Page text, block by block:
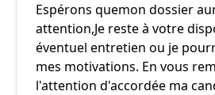
Espérons quemon dossier
attention,Je reste à votre
éventuel entretien ou je
mes motivations. En vous
l'attention d'accordée ma